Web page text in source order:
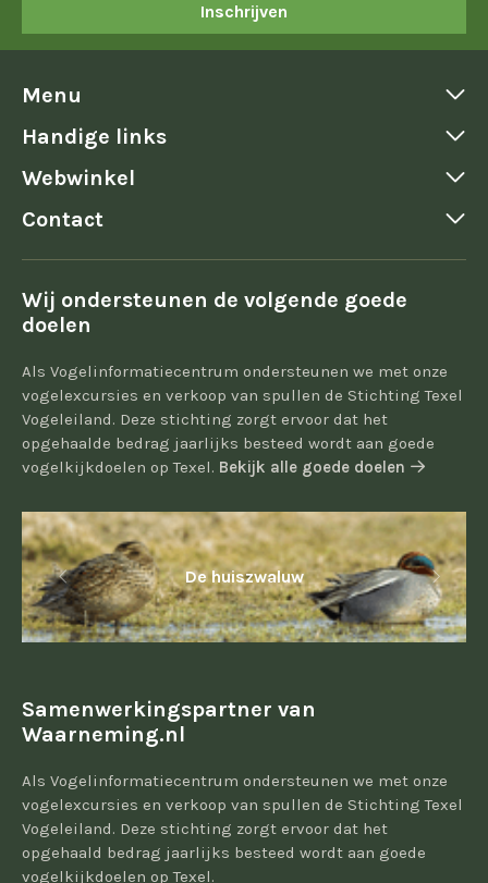
Inschrijven
Menu
Handige links
Webwinkel
Contact
Wij ondersteunen de volgende goede
doelen
Als Vogelinformatiecentrum ondersteunen we met onze
vogelexcursies en verkoop van spullen de Stichting Texel
Vogeleiland. Deze stichting zorgt ervoor dat het
opgehaalde bedrag jaarlijks besteed wordt aan goede
vogelkijkdoelen op Texel. Bekijk alle goede doelen
De huiszwaluw
Samenwerkingspartner van
Waarneming.nl
Als Vogelinformatiecentrum ondersteunen we met onze
vogelexcursies en verkoop van spullen de Stichting Texel
Vogeleiland. Deze stichting zorgt ervoor dat het
opgehaald bedrag jaarlijks besteed wordt aan goede
vogelkijkdoelen op Texel.